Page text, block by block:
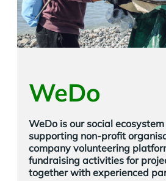
WeDo
WeDo is our social
supporting non-profit
company volunteering
fundraising activities for
together with experienced